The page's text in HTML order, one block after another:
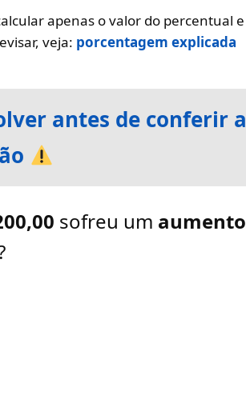
apenas o valor do percentual e
veja: porcentagem explicada
antes de conferir a
sofreu um aumento